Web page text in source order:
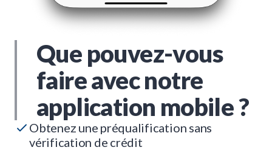
Que pouvez-vous
faire avec notre
application mobile ?
Obtenez une préqualification sans
vérification de crédit